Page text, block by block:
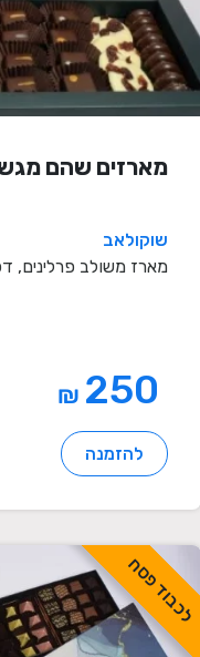
מארזים שהם
שוקולאב
מארז משולב פרלינים,
₪
להזמנה
לכבוד פסח